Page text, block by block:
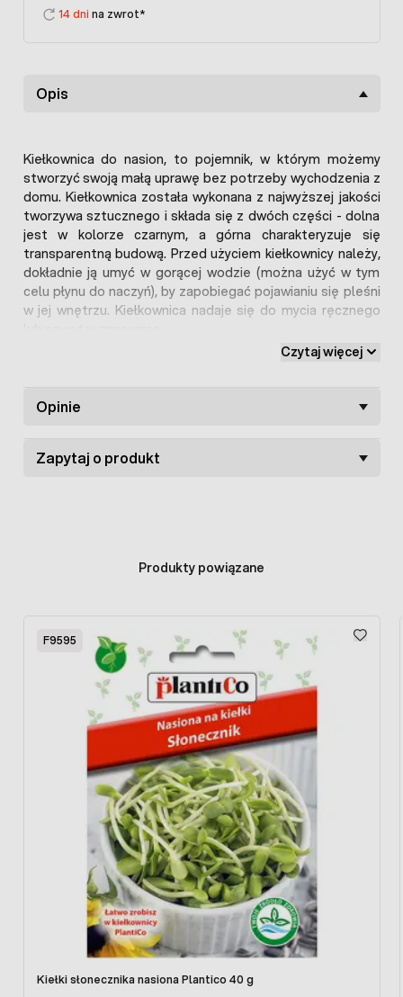
14 dni na zwrot*
Opis
Kiełkownica do nasion, to pojemnik, w którym możemy
stworzyć swoją małą uprawę bez potrzeby wychodzenia z
domu. Kiełkownica została wykonana z najwyższej jakości
tworzywa sztucznego i składa się z dwóch części - dolna
jest w kolorze czarnym, a górna charakteryzuje się
transparentną budową. Przed użyciem kiełkownicy należy,
dokładnie ją umyć w gorącej wodzie (można użyć w tym
celu płynu do naczyń), by zapobiegać pojawianiu się pleśni
w jej wnętrzu. Kiełkownica nadaje się do mycia ręcznego
Dodatkowo w zestawie z kiełkownicą otrzymamy nasiona
Kiełkownica do nasion - wymiary:
Szerokość - 8,5 cm
Czytaj więcej
Opinie
Zapytaj o produkt
Produkty powiązane
F9595
Kiełki słonecznika nasiona Plantico 40 g